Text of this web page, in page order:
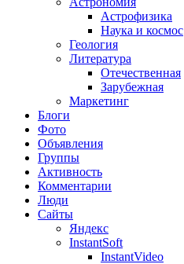
Астрофизика
Наука и космос
Геология
Литература
Отечественная
Зарубежная
Маркетинг
Блоги
Фото
Объявления
Группы
Активность
Комментарии
Люди
Сайты
Яндекс
InstantSoft
InstantVideo